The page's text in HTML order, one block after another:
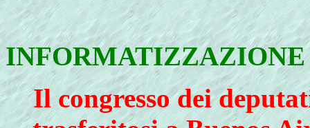
INFORMATIZZAZIONE
Il congresso dei